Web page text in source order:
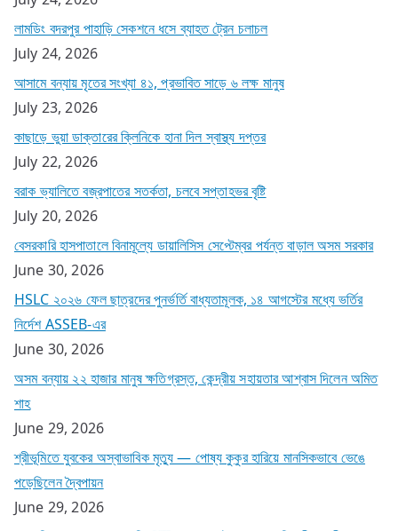
লামডিং বদরপুর পাহাড়ি সেকশনে ধসে ব্যাহত ট্রেন চলাচল
July 24, 2026
আসামে বন্যায় মৃতের সংখ্যা ৪১, প্রভাবিত সাড়ে ৬ লক্ষ মানুষ
July 23, 2026
কাছাড়ে ভুয়া ডাক্তারের ক্লিনিকে হানা দিল স্বাস্থ্য দপ্তর
July 22, 2026
বরাক ভ্যালিতে বজ্রপাতের সতর্কতা, চলবে সপ্তাহভর বৃষ্টি
July 20, 2026
বেসরকারি হাসপাতালে বিনামূল্যে ডায়ালিসিস সেপ্টেম্বর পর্যন্ত বাড়াল অসম সরকার
June 30, 2026
HSLC ২০২৬ ফেল ছাত্রদের পুনর্ভর্তি বাধ্যতামূলক, ১৪ আগস্টের মধ্যে ভর্তির
নির্দেশ ASSEB-এর
June 30, 2026
অসম বন্যায় ২২ হাজার মানুষ ক্ষতিগ্রস্ত, কেন্দ্রীয় সহায়তার আশ্বাস দিলেন অমিত
শাহ
June 29, 2026
শ্রীভূমিতে যুবকের অস্বাভাবিক মৃত্যু — পোষ্য কুকুর হারিয়ে মানসিকভাবে ভেঙে
পড়েছিলেন দ্বৈপায়ন
June 29, 2026